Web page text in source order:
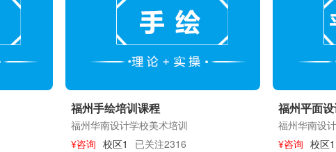
福州手绘培训课程
福州华南设计学校美术培训
¥咨询 校区1 已关注2316
福州平面
福州华南设
¥咨询 校区1